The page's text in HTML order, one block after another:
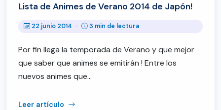
Lista de Animes de Verano 2014 de Japón!
22 junio 2014 · 3 min de lectura
Por fin llega la temporada de Verano y que mejor
que saber que animes se emitirán ! Entre los
nuevos animes que…
Leer artículo